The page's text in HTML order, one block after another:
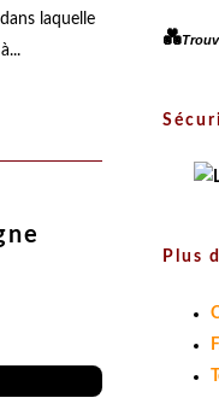
laquelle
💑
Plus